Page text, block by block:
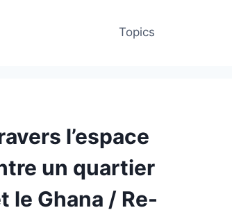
Topics
l’espace
un quartier
le Ghana / Re-